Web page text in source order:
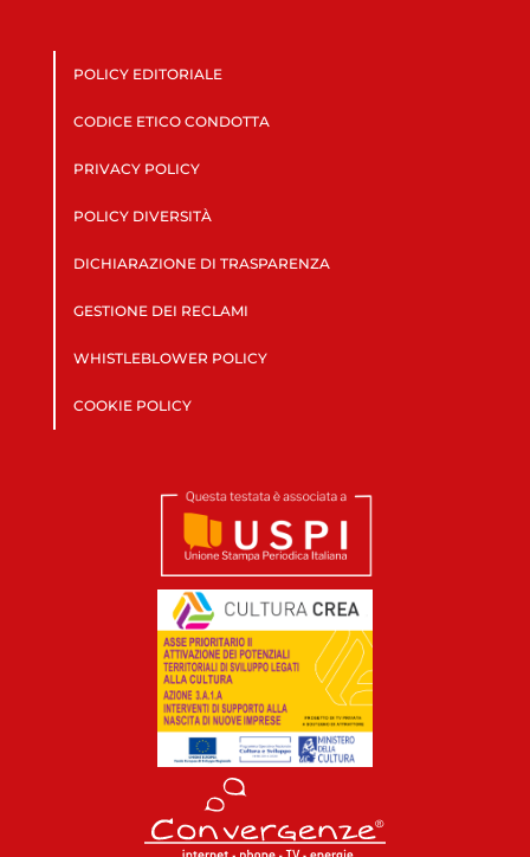
POLICY EDITORIALE
CODICE ETICO CONDOTTA
PRIVACY POLICY
POLICY DIVERSITÀ
DICHIARAZIONE DI TRASPARENZA
GESTIONE DEI RECLAMI
WHISTLEBLOWER POLICY
COOKIE POLICY